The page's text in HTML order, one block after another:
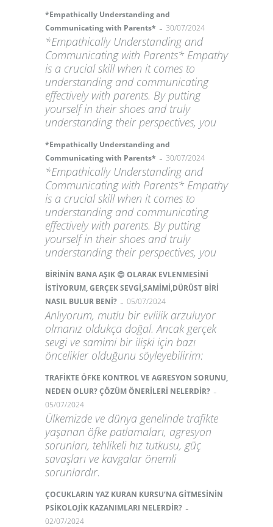
*Empathically Understanding and
Communicating with Parents* - 30/07/2024
*Empathically Understanding and
Communicating with Parents* Empathy
is a crucial skill when it comes to
understanding and communicating
effectively with parents. By putting
yourself in their shoes and truly
understanding their perspectives, you
*Empathically Understanding and
Communicating with Parents* - 30/07/2024
*Empathically Understanding and
Communicating with Parents* Empathy
is a crucial skill when it comes to
understanding and communicating
effectively with parents. By putting
yourself in their shoes and truly
understanding their perspectives, you
BİRİNİN BANA AŞIK 😍 OLARAK EVLENMESİNİ
İSTİYORUM, GERÇEK SEVGİ,SAMİMİ,DÜRÜST BİRİ
NASIL BULUR BENİ? - 05/07/2024
Anlıyorum, mutlu bir evlilik arzuluyor
olmanız oldukça doğal. Ancak gerçek
sevgi ve samimi bir ilişki için bazı
öncelikler olduğunu söyleyebilirim:
TRAFİKTE ÖFKE KONTROL VE AGRESYON SORUNU,
NEDEN OLUR? ÇÖZÜM ÖNERİLERİ NELERDİR? -
05/07/2024
Ülkemizde ve dünya genelinde trafikte
yaşanan öfke patlamaları, agresyon
sorunları, tehlikeli hız tutkusu, güç
savaşları ve kavgalar önemli
sorunlardır.
ÇOCUKLARIN YAZ KURAN KURSU’NA GİTMESİNİN
PSİKOLOJİK KAZANIMLARI NELERDİR? -
02/07/2024